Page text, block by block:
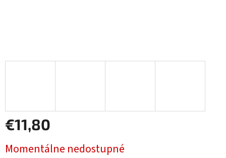
€11,80
cena:
Momentálne nedostupné